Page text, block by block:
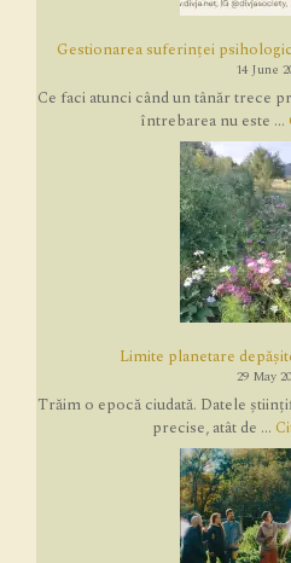
Gestionarea suferinței
14 June
Ce faci atunci când un tânăr trece
întrebarea nu este ...
Limite planetare
29 May
Trăim o epocă ciudată. Datele
precise, atât de ...